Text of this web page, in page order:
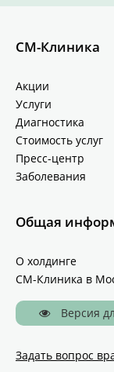
СМ-Клиника
Акции
Услуги
Диагностика
Стоимость услуг
Пресс-центр
Заболевания
Общая
О холдинге
СМ-Клиника в
Версия
Задать вопрос